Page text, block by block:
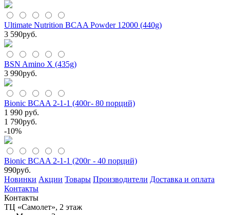
Ultimate Nutrition BCAA Powder 12000 (440g)
3 590руб.
BSN Amino X (435g)
3 990руб.
Bionic BCAA 2-1-1 (400г- 80 порций)
1 990 руб.
1 790руб.
-10%
Bionic BCAA 2-1-1 (200г - 40 порций)
990руб.
Новинки Акции Товары Производители Доставка и оплата
Контакты
Контакты
ТЦ «Самолет», 2 этаж